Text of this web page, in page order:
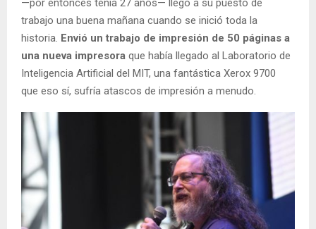
—por entonces tenía 27 años— llegó a su puesto de
trabajo una buena mañana cuando se inició toda la
historia. Envió un trabajo de impresión de 50 páginas a
una nueva impresora que había llegado al Laboratorio de
Inteligencia Artificial del MIT, una fantástica Xerox 9700
que eso sí, sufría atascos de impresión a menudo.